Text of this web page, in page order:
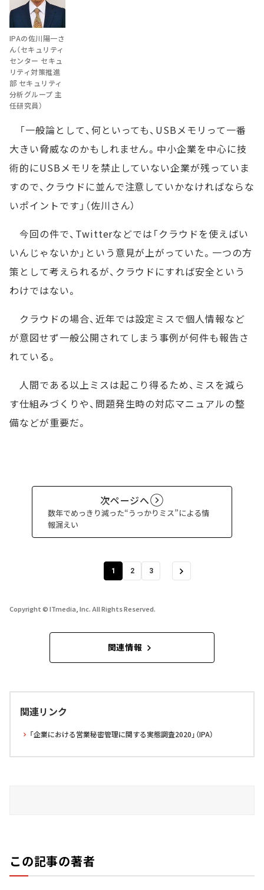
IPAの佐川陽一さ
ん（セキュリティ
センター セキュ
リティ対策推進
部 セキュリティ
分析グループ 主
任研究員）
「一般論として、何といっても、USBメモリって一番
大きい脅威なのかもしれません。中小企業を中心に技
術的にUSBメモリを禁止していない企業が残っていま
すので、クラウドに並んで注意していかなければならな
いポイントです」（佐川さん）
今回の件で、Twitterなどでは「クラウドを使えばい
いんじゃないか」という意見が上がっていた。一つの方
策として考えられるが、クラウドにすれば安全という
わけではない。
クラウドの場合、近年では設定ミスで個人情報など
が意図せず一般公開されてしまう事例が何件も報告さ
れている。
人間である以上ミスは起こり得るため、ミスを減ら
す仕組みづくりや、問題発生時の対応マニュアルの整
備などが重要だ。
次ページへ
数年でめっきり減った“うっかりミス”による情
報漏えい
1 2 3
Copyright © ITmedia, Inc. All Rights Reserved.
関連情報
関連リンク
「企業における営業秘密管理に関する実態調査2020」（IPA）
この記事の著者